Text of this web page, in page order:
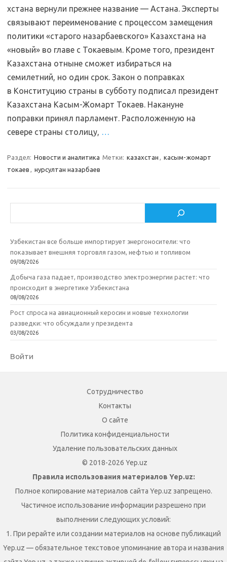
хстана вернули прежнее название — Астана. Эксперты
связывают переименование с процессом замещения
политики «старого назарбаевского» Казахстана на
«новый» во главе с Токаевым. Кроме того, президент
Казахстана отныне сможет избираться на
семилетний, но один срок. Закон о поправках
в Конституцию страны в субботу подписал президент
Казахстана Касым-Жомарт Токаев. Накануне
поправки принял парламент. Расположенную на
севере страны столицу, …
Раздел: Новости и аналитика Метки: казахстан , касым-жомарт
токаев , нурсултан назарбаев
Узбекистан все больше импортирует энергоносители: что
показывает внешняя торговля газом, нефтью и топливом
09/08/2026
Добыча газа падает, производство электроэнергии растет: что
происходит в энергетике Узбекистана
08/08/2026
Рост спроса на авиационный керосин и новые технологии
разведки: что обсуждали у президента
03/08/2026
Войти
Сотрудничество
Контакты
О сайте
Политика конфиденциальности
Удаление пользовательских данных
© 2018-2026 Yep.uz
Правила использования материалов Yep.uz:
Полное копирование материалов сайта Yep.uz запрещено.
Частичное использование информации разрешено при
выполнении следующих условий:
1. При рерайте или создании материалов на основе публикаций
Yep.uz — обязательное текстовое упоминание автора и названия